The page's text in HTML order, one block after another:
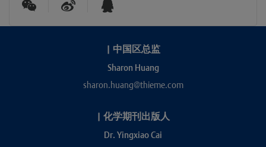
| 中国区总监
Sharon Huang
sharon.huang@thieme.com
| 化学期刊出版人
Dr. Yingxiao Cai